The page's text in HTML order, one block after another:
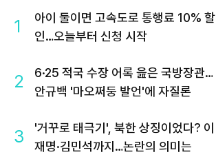
1
아이 둘이면 고속도로 통행료 10% 할
인…오늘부터 신청 시작
2
6·25 적국 수장 어록 읊은 국방장관…
안규백 '마오쩌둥 발언'에 자질론
3
'거꾸로 태극기', 북한 상징이었다? 이
재명·김민석까지…논란의 의미는